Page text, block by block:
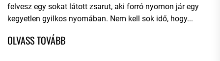
felvesz egy sokat látott zsarut, aki forró nyomon jár egy
kegyetlen gyilkos nyomában. Nem kell sok idő, hogy...